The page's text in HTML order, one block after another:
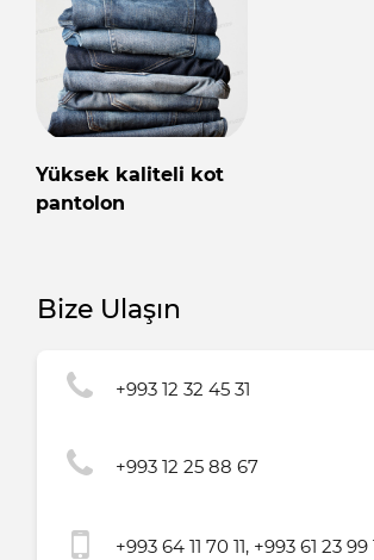
Yüksek kaliteli kot
pantolon
Bize Ulaşın
+993 12 32 45 31
+993 12 25 88 67
+993 64 11 70 11, +993 61 23 99